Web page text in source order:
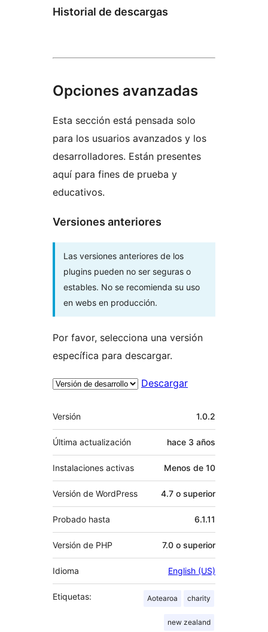
Historial de descargas
Opciones avanzadas
Esta sección está pensada solo
para los usuarios avanzados y los
desarrolladores. Están presentes
aquí para fines de prueba y
educativos.
Versiones anteriores
Las versiones anteriores de los
plugins pueden no ser seguras o
estables. No se recomienda su uso
en webs en producción.
Por favor, selecciona una versión
específica para descargar.
Descargar
Meta
Versión 1.0.2
Última actualización hace 3 años
Instalaciones activas Menos de 10
Versión de WordPress 4.7 o superior
Probado hasta 6.1.11
Versión de PHP 7.0 o superior
Idioma English (US)
Etiquetas: Aotearoa charity
new zealand